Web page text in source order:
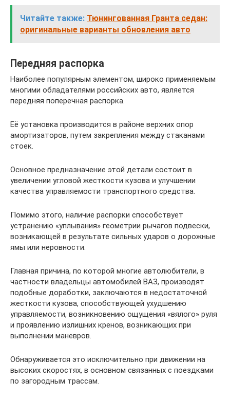
Читайте также: Тюнингованная Гранта седан:
оригинальные варианты обновления авто
Передняя распорка
Наиболее популярным элементом, широко применяемым
многими обладателями российских авто, является
передняя поперечная распорка.
Её установка производится в районе верхних опор
амортизаторов, путем закрепления между стаканами
стоек.
Основное предназначение этой детали состоит в
увеличении угловой жесткости кузова и улучшении
качества управляемости транспортного средства.
Помимо этого, наличие распорки способствует
устранению «уплывания» геометрии рычагов подвески,
возникающей в результате сильных ударов о дорожные
ямы или неровности.
Главная причина, по которой многие автолюбители, в
частности владельцы автомобилей ВАЗ, производят
подобные доработки, заключаются в недостаточной
жесткости кузова, способствующей ухудшению
управляемости, возникновению ощущения «вялого» руля
и проявлению излишних кренов, возникающих при
выполнении маневров.
Обнаруживается это исключительно при движении на
высоких скоростях, в основном связанных с поездками
по загородным трассам.